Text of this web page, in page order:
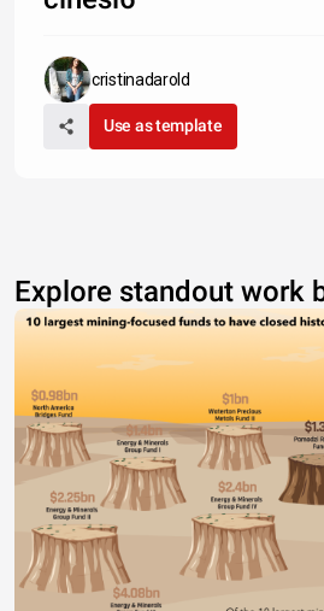
cristinadarold
Use as template
Explore standout work